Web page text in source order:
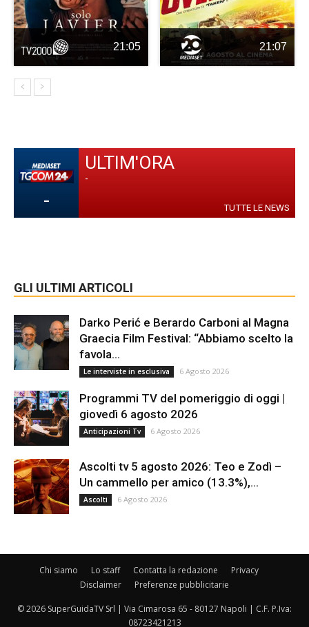
21:05 21:07
-
ULTIM'ORA
-
TUTTE LE NEWS
GLI ULTIMI ARTICOLI
Darko Perić e Berardo Carboni al Magna
Graecia Film Festival: “Abbiamo scelto la
favola...
Le interviste in esclusiva 6 Agosto 2026
Programmi TV del pomeriggio di oggi |
giovedì 6 agosto 2026
Anticipazioni Tv 6 Agosto 2026
Ascolti tv 5 agosto 2026: Teo e Zodì –
Un cammello per amico (13.3%),...
Ascolti 6 Agosto 2026
Chi siamo Lo staff Contatta la redazione
Privacy
Disclaimer
Preferenze pubblicitarie
© 2026 SuperGuidaTV Srl | Via Cimarosa 65 - 80127 Napoli | C.F. P.Iva:
08723421213